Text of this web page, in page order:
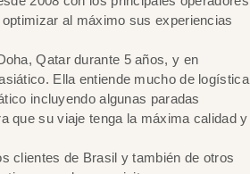
al máximo sus experiencias
Qatar durante 5 años, y en
Ella entiende mucho de logística
incluyendo algunas paradas
que su viaje tenga la máxima calidad y
clientes de Brasil y también de otros